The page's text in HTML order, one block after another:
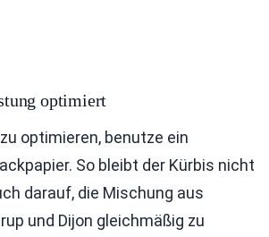
optimiert
optimieren, benutze ein
So bleibt der Kürbis nicht
darauf, die Mischung aus
und Dijon gleichmäßig zu